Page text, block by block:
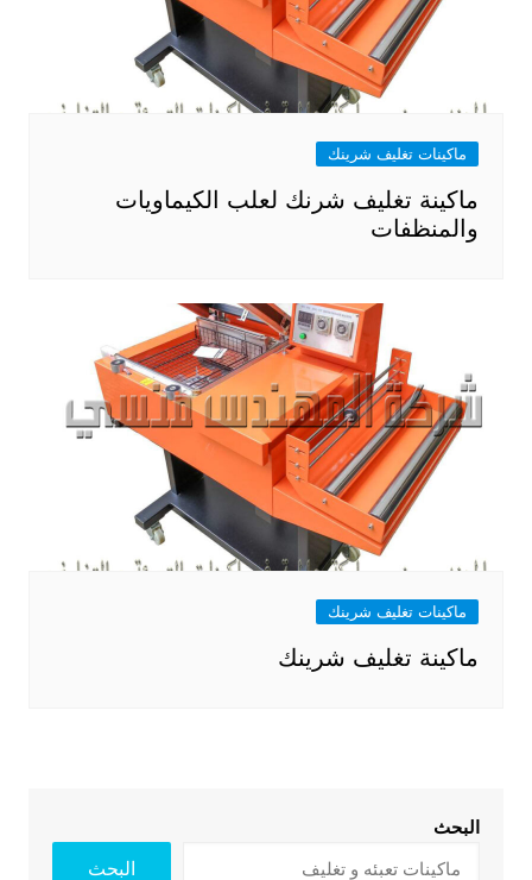
ماكينات تغليف شرينك
ماكينة تغليف شرنك لعلب الكيماويات
والمنظفات
ماكينات تغليف شرينك
ماكينة تغليف شرينك
البحث
البحث